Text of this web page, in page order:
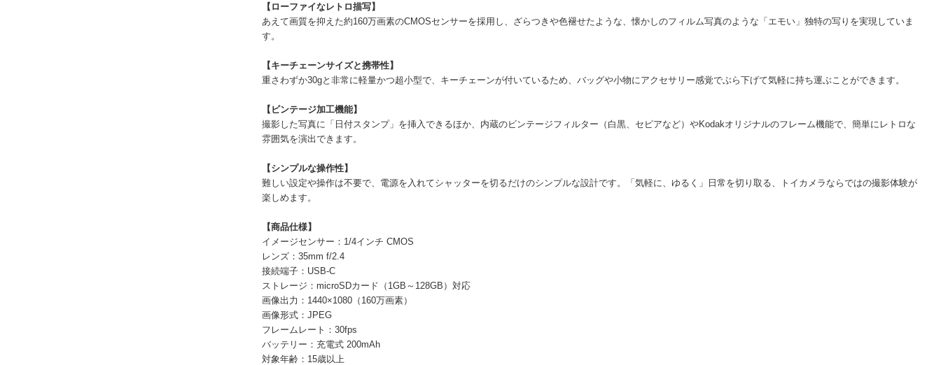
【ローファイなレトロ描写】
あえて画質を抑えた約160万画素のCMOSセンサーを採用し、ざらつきや色褪せたような、懐かしのフィルム写真のような「エモい」独特の写りを実現していま
す。
【キーチェーンサイズと携帯性】
重さわずか30gと非常に軽量かつ超小型で、キーチェーンが付いているため、バッグや小物にアクセサリー感覚でぶら下げて気軽に持ち運ぶことができます。
【ビンテージ加工機能】
撮影した写真に「日付スタンプ」を挿入できるほか、内蔵のビンテージフィルター（白黒、セピアなど）やKodakオリジナルのフレーム機能で、簡単にレトロな
雰囲気を演出できます。
【シンプルな操作性】
難しい設定や操作は不要で、電源を入れてシャッターを切るだけのシンプルな設計です。「気軽に、ゆるく」日常を切り取る、トイカメラならではの撮影体験が
楽しめます。
【商品仕様】
イメージセンサー：1/4インチ CMOS
レンズ：35mm f/2.4
接続端子：USB-C
ストレージ：microSDカード（1GB～128GB）対応
画像出力：1440×1080（160万画素）
画像形式：JPEG
フレームレート：30fps
バッテリー：充電式 200mAh
対象年齢：15歳以上